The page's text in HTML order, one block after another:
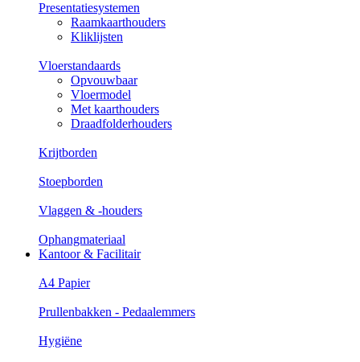
Presentatiesystemen
Raamkaarthouders
Kliklijsten
Vloerstandaards
Opvouwbaar
Vloermodel
Met kaarthouders
Draadfolderhouders
Krijtborden
Stoepborden
Vlaggen & -houders
Ophangmateriaal
Kantoor & Facilitair
A4 Papier
Prullenbakken - Pedaalemmers
Hygiëne